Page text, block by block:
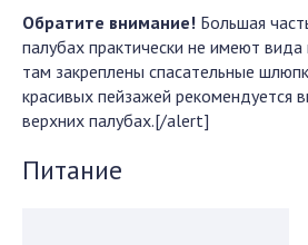
Обратите внимание! Большая
палубах практически не имеют вида
там закреплены спасательные
красивых пейзажей рекомендуется
верхних палубах.[/alert]
Питание